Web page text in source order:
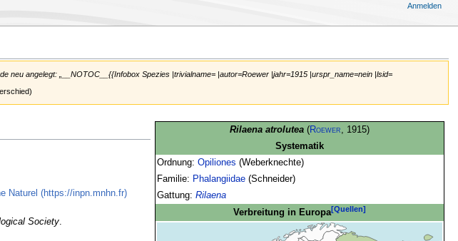
neu angelegt: „__NOTOC__{{Infobox Spezies |trivialname= |autor=Roewer |jahr=1915 |urspr_name=nein |lsid=
Rilaena atrolutea (Roewer , 1915)
Systematik
Ordnung: Opiliones (Weberknechte)
Familie: Phalangiidae(Schneider)
Gattung: Rilaena
Verbreitung in Europa[Quellen]
Naturel (https://inpn.mnhn.fr)
Society.
Anmelden